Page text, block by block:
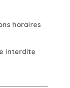
horaires
interdite